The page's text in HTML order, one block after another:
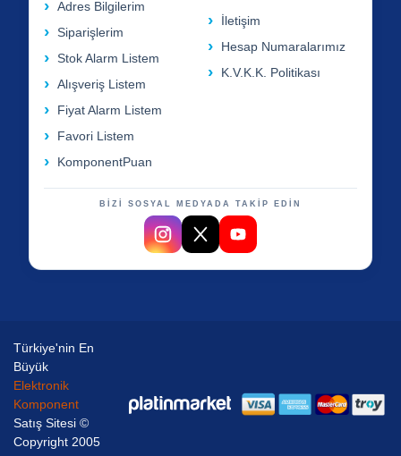
Adres Bilgilerim
Siparişlerim
Stok Alarm Listem
Alışveriş Listem
Fiyat Alarm Listem
Favori Listem
KomponentPuan
İletişim
Hesap Numaralarımız
K.V.K.K. Politikası
BİZİ SOSYAL MEDYADA TAKİP EDİN
Türkiye'nin En
Büyük
Elektronik
Komponent
Satış Sitesi ©
Copyright 2005